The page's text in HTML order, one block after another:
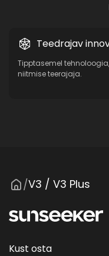
Teedrajav
Tipptasemel
niitmise teerajaja.
/V3 / V3 Plus
Kust osta